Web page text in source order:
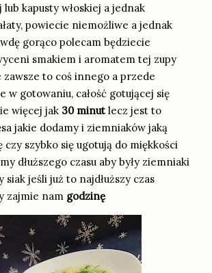
lub kapusty włoskiej a jednak
powiecie niemożliwe a jednak
gorąco polecam będziecie
smakiem i aromatem tej zupy
zawsze to coś innego a przede
w gotowaniu, całość gotującej się
więcej jak 30 minut lecz jest to
jakie dodamy i ziemniaków jaką
czy szybko się ugotują do miękkości
dłuższego czasu aby były ziemniaki
siak jeśli już to najdłuższy czas
zajmie nam godzinę